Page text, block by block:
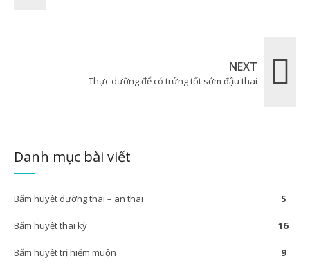
NEXT
Thực dưỡng để có trứng tốt sớm đậu thai
Danh mục bài viết
Bấm huyệt dưỡng thai – an thai 5
Bấm huyệt thai kỳ 16
Bấm huyệt trị hiếm muộn 9